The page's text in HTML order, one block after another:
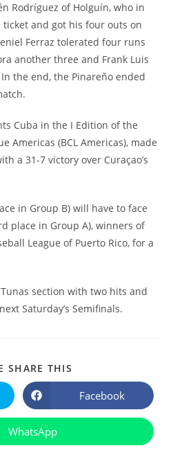
Rodríguez of Holguín, who in
ticket and got his four outs on
Ferraz tolerated four runs
another three and Frank Luis
the end, the Pinareño ended
Cuba in the I Edition of the
Americas (BCL Americas), made
a 31-7 victory over Curaçao’s
in Group B) will have to face
place in Group A), winners of
League of Puerto Rico, for a
section with two hits and
Saturday’s Semifinals.
SHARE THIS
Se
abre
en
ventana
Facebook
Se
abre
WhatsApp